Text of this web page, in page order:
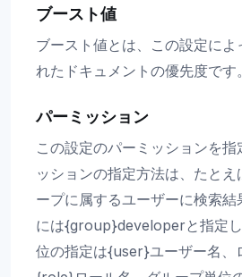
ブースト値
ブースト値とは、この設定によ
れたドキュメントの優先度です。
パーミッション
この設定のパーミッションを指
ッションの指定方法は、たと
ープに属するユーザーに検索
には{group}developerと指定
位の指定は{user}ユーザー名、